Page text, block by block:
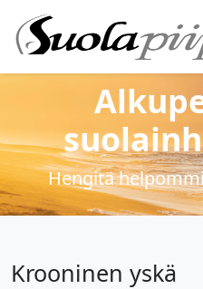
Hengitä
Krooninen yskä